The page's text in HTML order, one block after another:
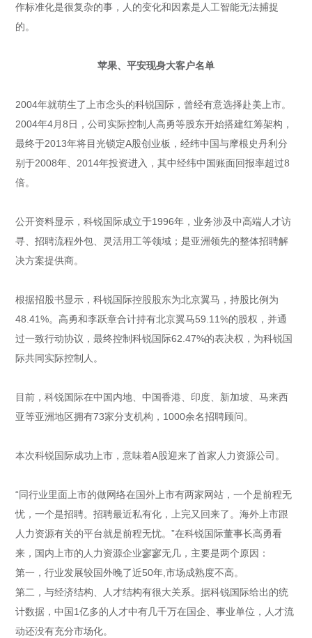
作标准化是很复杂的事，人的变化和因素是人工智能无法捕捉
的。
苹果、平安现身大客户名单
2004年就萌生了上市念头的科锐国际，曾经有意选择赴美上市。
2004年4月8日，公司实际控制人高勇等股东开始搭建红筹架构，
最终于2013年将目光锁定A股创业板，经纬中国与摩根史丹利分
别于2008年、2014年投资进入，其中经纬中国账面回报率超过8
倍。
公开资料显示，科锐国际成立于1996年，业务涉及中高端人才访
寻、招聘流程外包、灵活用工等领域；是亚洲领先的整体招聘解
决方案提供商。
根据招股书显示，科锐国际控股股东为北京翼马，持股比例为
48.41%。高勇和李跃章合计持有北京翼马59.11%的股权，并通
过一致行动协议，最终控制科锐国际62.47%的表决权，为科锐国
际共同实际控制人。
目前，科锐国际在中国内地、中国香港、印度、新加坡、马来西
亚等亚洲地区拥有73家分支机构，1000余名招聘顾问。
本次科锐国际成功上市，意味着A股迎来了首家人力资源公司。
“同行业里面上市的做网络在国外上市有两家网站，一个是前程无
忧，一个是招聘。招聘最近私有化，上完又回来了。海外上市跟
人力资源有关的平台就是前程无忧。”在科锐国际董事长高勇看
来，国内上市的人力资源企业寥寥无几，主要是两个原因：
第一，行业发展较国外晚了近50年,市场成熟度不高。
第二，与经济结构、人才结构有很大关系。据科锐国际给出的统
计数据，中国1亿多的人才中有几千万在国企、事业单位，人才流
动还没有充分市场化。